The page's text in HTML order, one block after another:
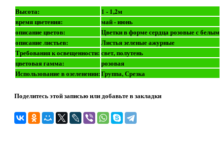
Высота:
1 - 1,2м
время цветения:
май - июнь
описание цветов:
Цветки в форме сердца розовые с белым
описание листьев:
Листья зеленые ажурные
Требования к освещенности: свет, полутень
цветовая гамма:
розовая
Использование в озеленении:Группа, Срезка
Поделитесь этой записью или добавьте в закладки